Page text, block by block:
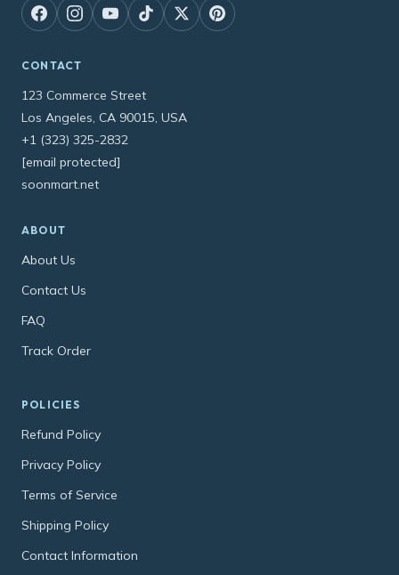
CONTACT
123 Commerce Street
Los Angeles, CA 90015, USA
+1 (323) 325-2832
[email protected]
soonmart.net
ABOUT
About Us
Contact Us
FAQ
Track Order
POLICIES
Refund Policy
Privacy Policy
Terms of Service
Shipping Policy
Contact Information